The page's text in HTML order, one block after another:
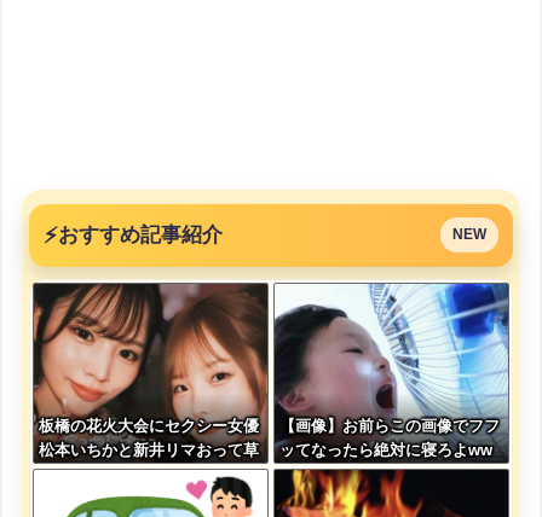
⚡おすすめ記事紹介 NEW
板橋の花火大会にセクシー女優
松本いちかと新井リマおって草
【画像】お前らこの画像でフフ
ッてなったら絶対に寝ろよww
wwww